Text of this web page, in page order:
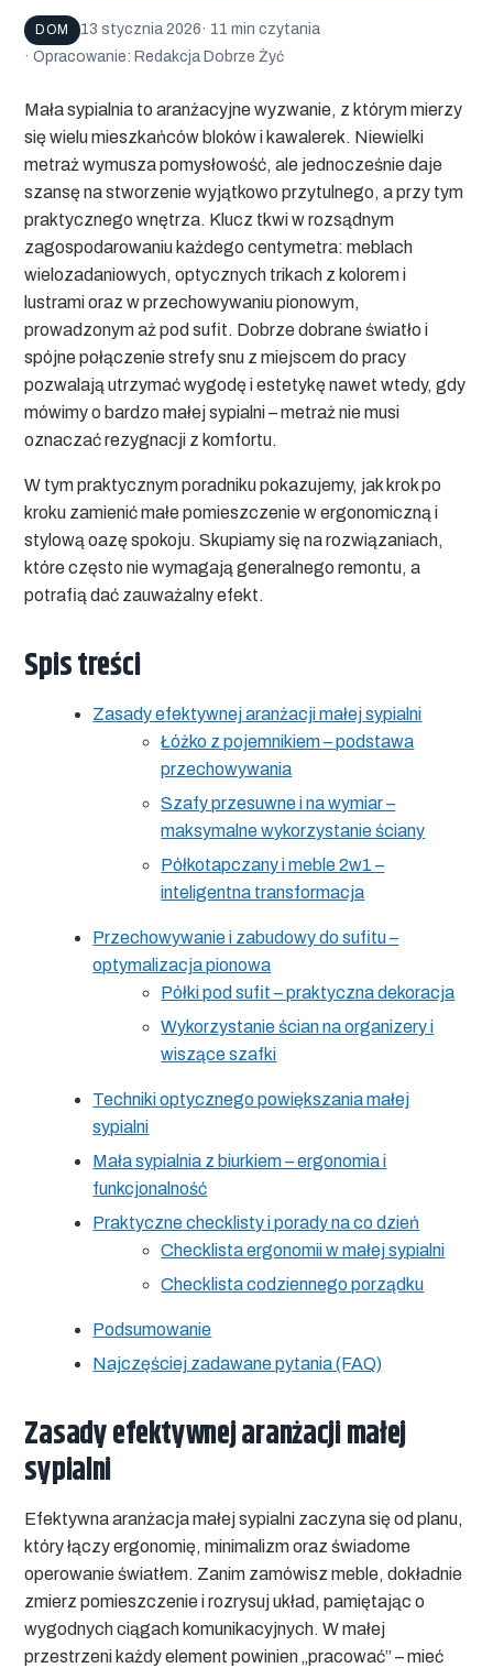
DOM 13 stycznia 2026· 11 min czytania
· Opracowanie: Redakcja Dobrze Żyć
Mała sypialnia to aranżacyjne wyzwanie, z którym mierzy
się wielu mieszkańców bloków i kawalerek. Niewielki
metraż wymusza pomysłowość, ale jednocześnie daje
szansę na stworzenie wyjątkowo przytulnego, a przy tym
praktycznego wnętrza. Klucz tkwi w rozsądnym
zagospodarowaniu każdego centymetra: meblach
wielozadaniowych, optycznych trikach z kolorem i
lustrami oraz w przechowywaniu pionowym,
prowadzonym aż pod sufit. Dobrze dobrane światło i
spójne połączenie strefy snu z miejscem do pracy
pozwalają utrzymać wygodę i estetykę nawet wtedy, gdy
mówimy o bardzo małej sypialni– metraż nie musi
oznaczać rezygnacji z komfortu.
W tym praktycznym poradniku pokazujemy, jak krok po
kroku zamienić małe pomieszczenie w ergonomiczną i
stylową oazę spokoju. Skupiamy się na rozwiązaniach,
które często nie wymagają generalnego remontu, a
potrafią dać zauważalny efekt.
Spis treści
Zasady efektywnej aranżacji małej sypialni
Łóżko z pojemnikiem – podstawa
przechowywania
Szafy przesuwne i na wymiar –
maksymalne wykorzystanie ściany
Półkotapczany i meble 2w1 –
inteligentna transformacja
Przechowywanie i zabudowy do sufitu –
optymalizacja pionowa
Półki pod sufit – praktyczna dekoracja
Wykorzystanie ścian na organizery i
wiszące szafki
Techniki optycznego powiększania małej
sypialni
Mała sypialnia z biurkiem – ergonomia i
funkcjonalność
Praktyczne checklisty i porady na co dzień
Checklista ergonomii w małej sypialni
Checklista codziennego porządku
Podsumowanie
Najczęściej zadawane pytania (FAQ)
Zasady efektywnej aranżacji małej
sypialni
Efektywna aranżacja małej sypialni zaczyna się od planu,
który łączy ergonomię, minimalizm oraz świadome
operowanie światłem. Zanim zamówisz meble, dokładnie
zmierz pomieszczenie i rozrysuj układ, pamiętając o
wygodnych ciągach komunikacyjnych. W małej
przestrzeni każdy element powinien „pracować” – mieć